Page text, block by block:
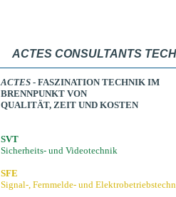
ACTES CONSULTANTS
ACTES - FASZINATION TECHNIK IM
BRENNPUNKT VON
QUALITÄT, ZEIT UND KOSTEN
SVT
Sicherheits- und Videotechnik
SFE
Signal-, Fernmelde- und